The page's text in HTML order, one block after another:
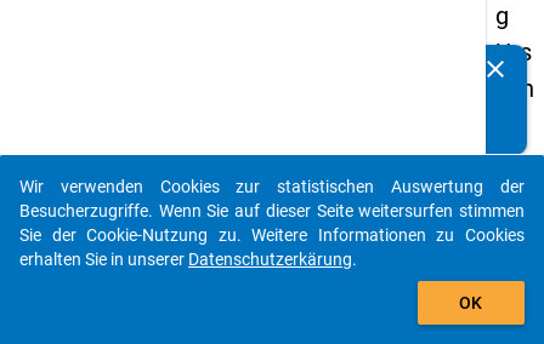
g
Urs
ach
der
Stu
die
clear
auto_stories
add_shopping_cart
Wir verwenden Cookies zur statistischen Auswertung der
Besucherzugriffe. Wenn Sie auf dieser Seite weitersurfen stimmen
Sie der Cookie-Nutzung zu. Weitere Informationen zu Cookies
erhalten Sie in unserer Datenschutzerkärung.
OK